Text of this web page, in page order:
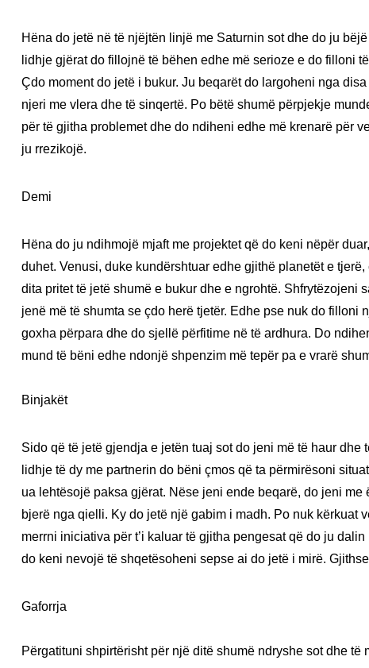
Hëna do jetë në të njëjtën linjë me Saturnin sot dhe do ju
lidhje gjërat do fillojnë të bëhen edhe më serioze e do filloni
Çdo moment do jetë i bukur. Ju beqarët do largoheni nga
njeri me vlera dhe të sinqertë. Po bëtë shumë përpjekje
për të gjitha problemet dhe do ndiheni edhe më krenarë për
ju rrezikojë.
Demi
Hëna do ju ndihmojë mjaft me projektet që do keni nëpër
duhet. Venusi, duke kundërshtuar edhe gjithë planetët e
dita pritet të jetë shumë e bukur dhe e ngrohtë. Shfrytëzojeni
jenë më të shumta se çdo herë tjetër. Edhe pse nuk do
goxha përpara dhe do sjellë përfitime në të ardhura. Do
mund të bëni edhe ndonjë shpenzim më tepër pa e vrarë
Binjakët
Sido që të jetë gjendja e jetën tuaj sot do jeni më të haur dhe
lidhje të dy me partnerin do bëni çmos që ta përmirësoni
ua lehtësojë paksa gjërat. Nëse jeni ende beqarë, do jeni
bjerë nga qielli. Ky do jetë një gabim i madh. Po nuk kërkuat
merrni iniciativa për t’i kaluar të gjitha pengesat që do ju
do keni nevojë të shqetësoheni sepse ai do jetë i mirë.
Gaforrja
Përgatituni shpirtërisht për një ditë shumë ndryshe sot dhe